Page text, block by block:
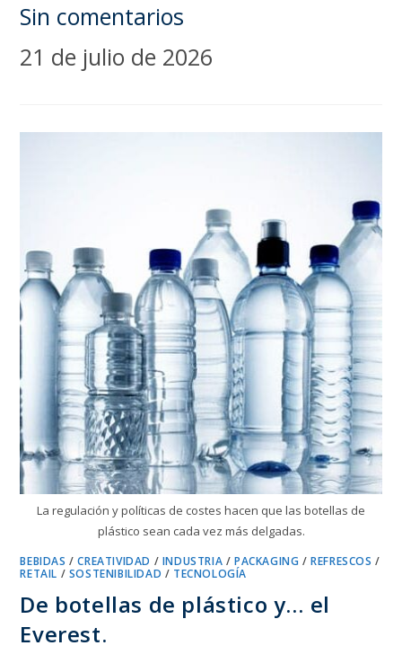
Sin comentarios
21 de julio de 2026
La regulación y políticas de costes hacen que las botellas de
plástico sean cada vez más delgadas.
BEBIDAS /CREATIVIDAD / INDUSTRIA /PACKAGING /REFRESCOS /
RETAIL / SOSTENIBILIDAD / TECNOLOGÍA
De botellas de plástico y… el
Everest.